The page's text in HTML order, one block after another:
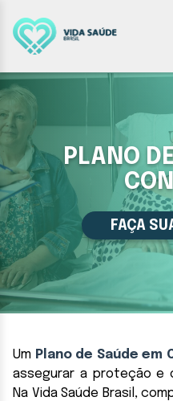
PLANO
FAÇA
Um Plano de Saúde em
assegurar a proteção e
Na Vida Saúde Brasil,